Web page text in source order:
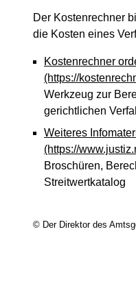
Der Kostenrechner
die Kosten eines
Kostenrechner
(https://
Werkzeug zur
gerichtlichen
Weiteres
(https://
Broschüren,
Streitwertkatalog
© Der Direktor des